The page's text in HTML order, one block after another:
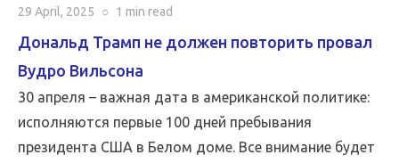
29 April, 2025 ○ 1 min read
Дональд Трамп не должен повторить провал
Вудро Вильсона
30 апреля – важная дата в американской политике:
исполняются первые 100 дней пребывания
президента США в Белом доме. Все внимание будет